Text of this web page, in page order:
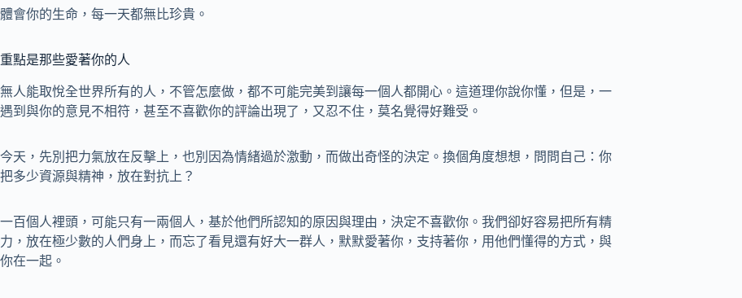
體會你的生命，每一天都無比珍貴。
重點是那些愛著你的人
無人能取悅全世界所有的人，不管怎麼做，都不可能完美到讓每一個人都開心。這道理你說你懂，但是，一
遇到與你的意見不相符，甚至不喜歡你的評論出現了，又忍不住，莫名覺得好難受。
今天，先別把力氣放在反擊上，也別因為情緒過於激動，而做出奇怪的決定。換個角度想想，問問自己：你
把多少資源與精神，放在對抗上？
一百個人裡頭，可能只有一兩個人，基於他們所認知的原因與理由，決定不喜歡你。我們卻好容易把所有精
力，放在極少數的人們身上，而忘了看見還有好大一群人，默默愛著你，支持著你，用他們懂得的方式，與
你在一起。